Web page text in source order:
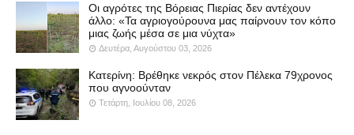
Οι αγρότες της Βόρειας Πιερίας δεν αντέχουν
άλλο: «Τα αγριογούρουνα μας παίρνουν τον κόπο
μιας ζωής μέσα σε μια νύχτα»
Δευτέρα, Αυγούστου 03, 2026
Κατερίνη: Βρέθηκε νεκρός στον Πέλεκα 79χρονος
που αγνοούνταν
Τετάρτη, Ιουλίου 08, 2026